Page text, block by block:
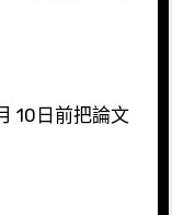
10日前把論文